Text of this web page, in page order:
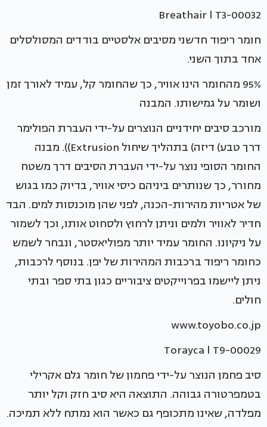
Breathair l T3-00032
חומר ריפוד חדשני מסיבים אלסטיים בודדים המסולסלים
אחד בתוך השני.
95% מהחומר הינו אוויר, כך שהחומר קל, עמיד לאורך זמן
ושומר על גמישותו. המבנה
מורכב סיבים יחידניים הנוצרים על-ידי העברת הפולימר
דרך טבע) דיזה) בתהליך שיחול Extrusion)). מבנה
החומר הסופי נוצר על-ידי העברת הסיבים דרך משטח
מחורר, כך שנותרים ביניהם כיסי אוויר, בדיוק כמו בגוש
של אטריות מהירות-הכנה, לפני שהן מוכנסות למים. הבד
חדיר לאוויר ולמים וניתן לרחוץ ולסחוט אותו, וכך לשמור
על ניקיונו. החומר עמיד יותר מפוליאסטר, ונבחר לשמש
כחומר ריפוד ברכבות המהירות של יפן. בנוסף לרכבות,
ניתן ליישמו בפרוייקטים ציבוריים כגון בתי ספר ובתי
חולים.
www.toyobo.co.jp
Torayca l T9-00029
סיב פחמן הנוצר על-ידי פחמון של חומר גלם אקרילי
בטמפרטורה גבוהה. התוצאה היא סיב חזק וקל יותר
מפלדה, שאינו מתכופף גם כאשר הוא נמתח ללא תמיכה.